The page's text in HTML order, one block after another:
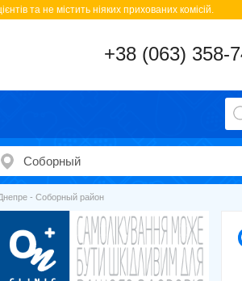
та не містить ніяких прихованих комісій.
+38 (063) 358-
- Соборный район